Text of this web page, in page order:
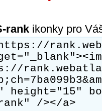
rank ikonky pro
height="15"
/></a>